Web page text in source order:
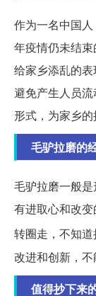
作为一名中国
年疫情仍未结
给家乡添乱的
避免产生人员
形式，为家乡的
毛驴拉磨的
毛驴拉磨一般
有进取心和改
转圈走，不知道
改进和创新，不
值得抄下来